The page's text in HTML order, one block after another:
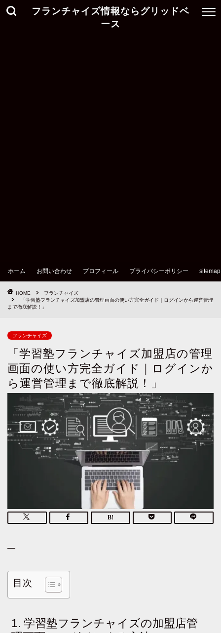
フランチャイズ情報ならグリッドベ
ース
ホーム お問い合わせ プロフィール プライバシーポリシー sitemap
HOME
フランチャイズ
「学習塾フランチャイズ加盟店の管理画面の使い方完全ガイド｜ログインから運営管理
まで徹底解説！」
フランチャイズ
「学習塾フランチャイズ加盟店の管理
画面の使い方完全ガイド｜ログインか
ら運営管理まで徹底解説！」
—
目次
1. 学習塾フランチャイズの加盟店管